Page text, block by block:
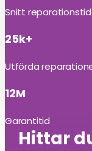
Snitt reparationstid
25k+
Utförda
12M
Garantitid
Hittar